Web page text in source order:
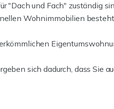
"Dach und Fach" zuständig
Wohnimmobilien
sich dadurch, dass Sie